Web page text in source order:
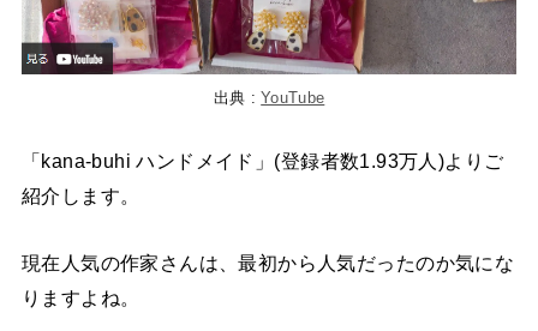
出典 :YouTube
「kana-buhi ハンドメイド」(登録者数1.93万人)よりご
紹介します。
現在人気の作家さんは、最初から人気だったのか気にな
りますよね。